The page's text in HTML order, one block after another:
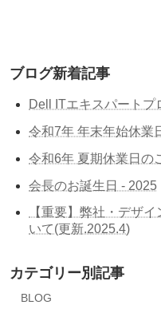
ブログ新着記事
Dell ITエキスパートプ
令和7年 年末年始休業
令和6年 夏期休業日の
会長のお誕生日 - 2025
【重要】弊社・デザ
いて(更新.2025.4)
カテゴリー別記事
BLOG